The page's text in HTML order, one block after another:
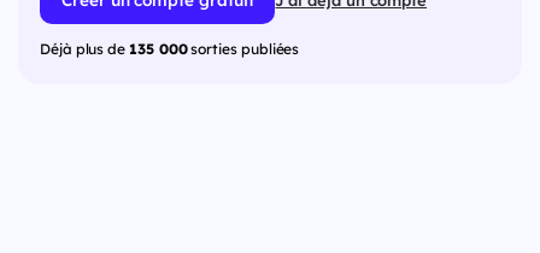
Déjà plus de 135 000sorties publiées